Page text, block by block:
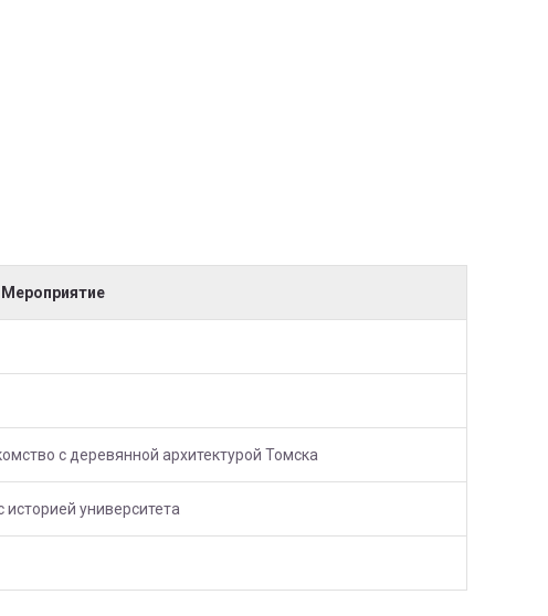
Мероприятие
с деревянной архитектурой Томска
университета